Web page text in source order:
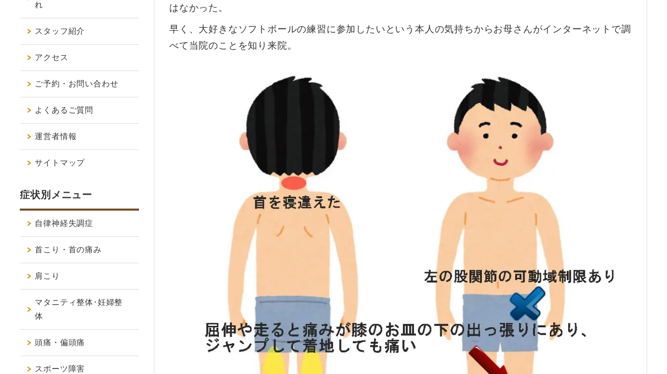
はなかった。
早く、大好きなソフトボールの練習に参加したいという本人の気持ちからお母さんがインターネットで調
べて当院のことを知り来院。
れ
スタッフ紹介
アクセス
ご予約・お問い合わせ
よくあるご質問
運営者情報
サイトマップ
症状別メニュー
自律神経失調症
首こり・首の痛み
肩こり
マタニティ整体･妊婦整
体
頭痛・偏頭痛
スポーツ障害